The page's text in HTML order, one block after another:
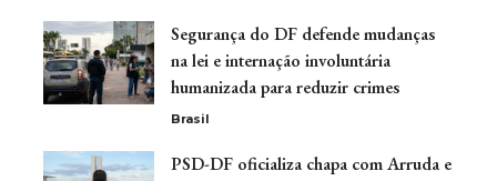
Segurança do DF defende mudanças
na lei e internação involuntária
humanizada para reduzir crimes
Brasil
PSD-DF oficializa chapa com Arruda e